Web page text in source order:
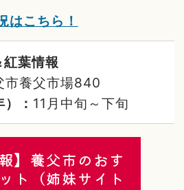
はこちら！
葉情報
市養父市場840
： 11月中旬～下旬
】養父市のおす
ト（姉妹サイト